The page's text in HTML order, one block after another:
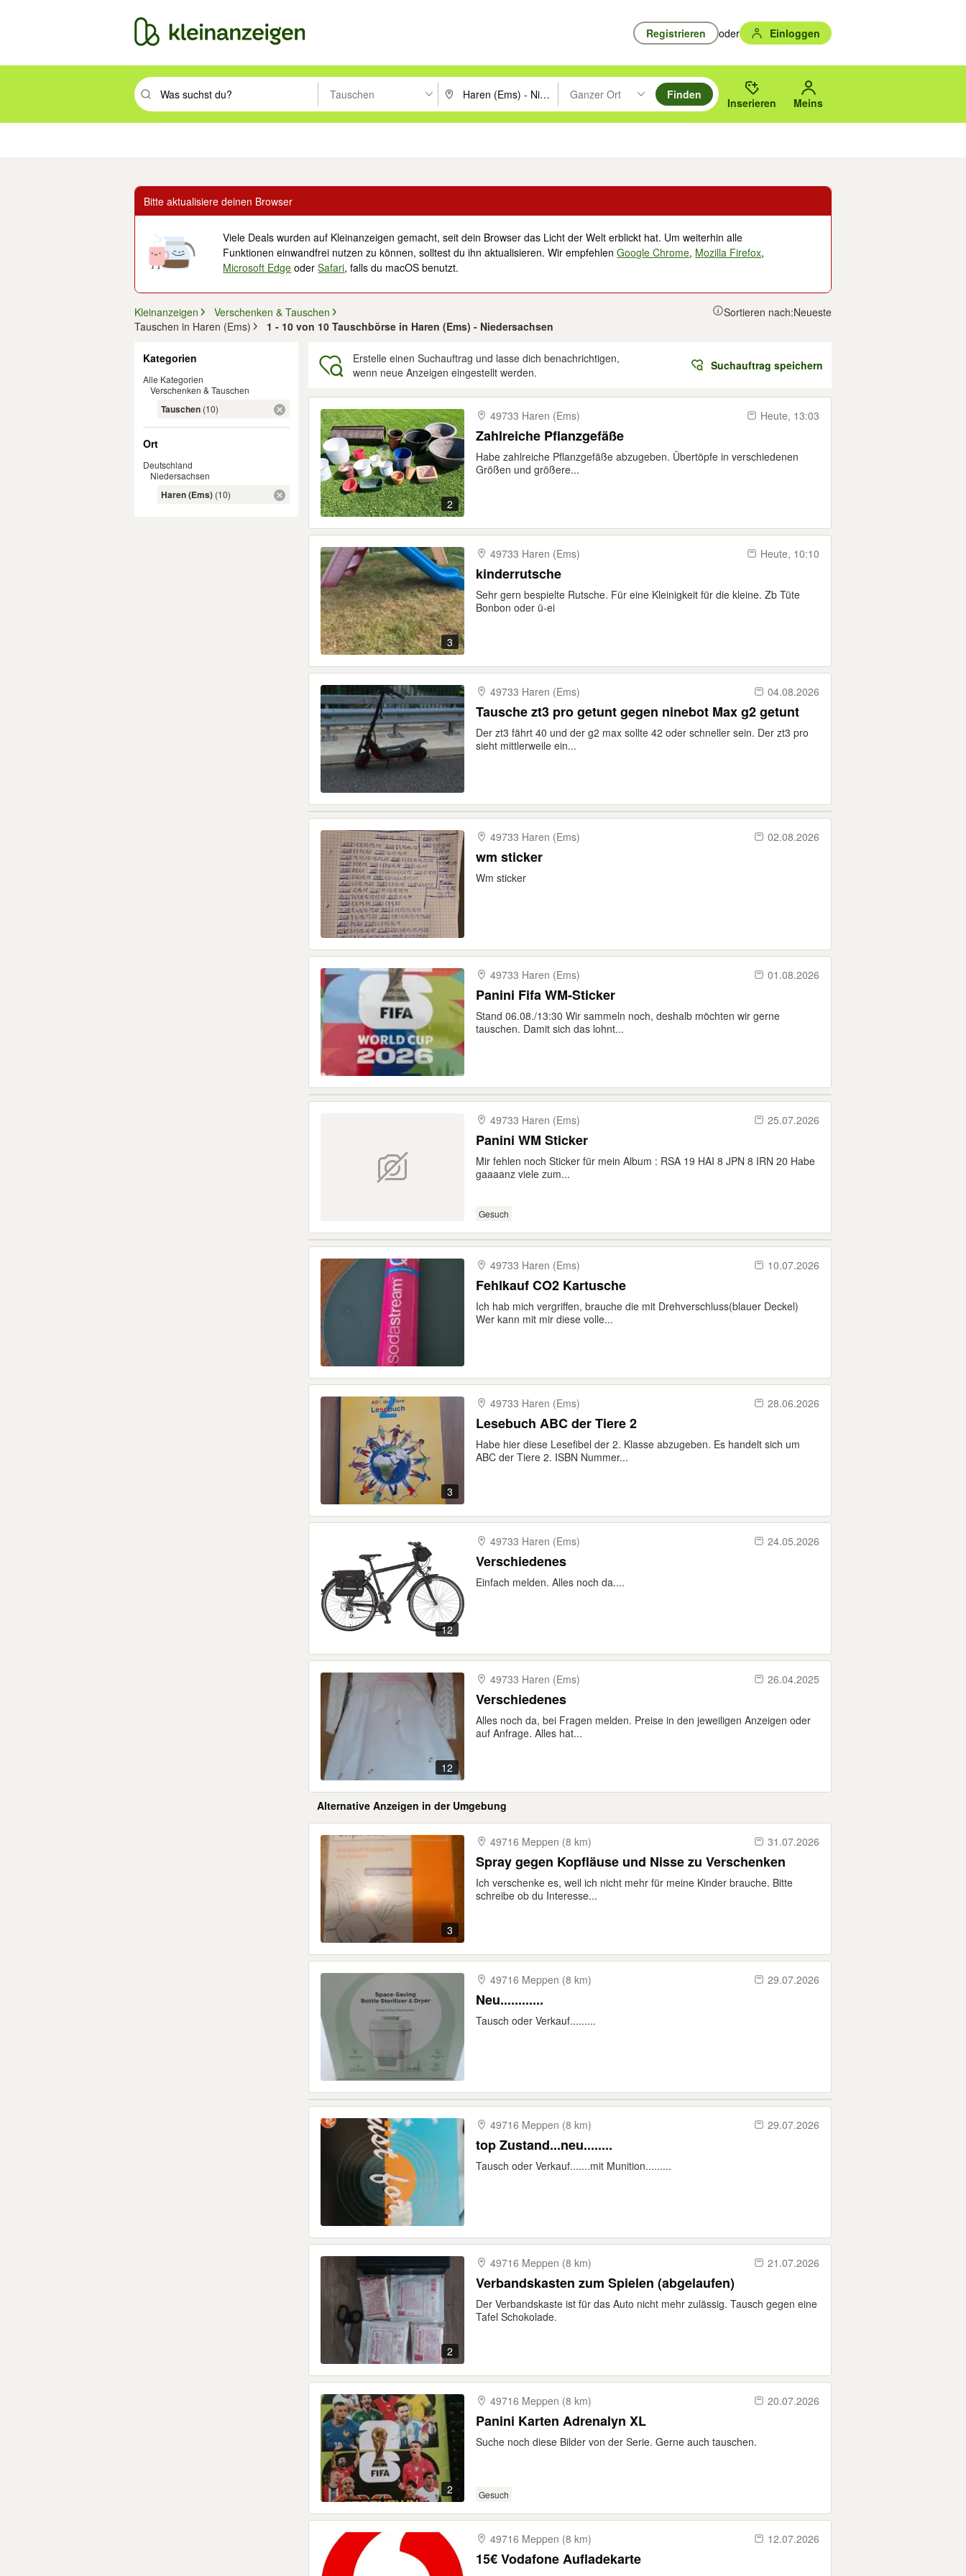
Registrieren oder Einloggen
Suchbegriff eingeben. Eingabetaste drücken um zu suchen, oder Vorschläge mit den Pfeiltasten nach oben/unten durchsuchen und mit Eingabetaste auswählen.
Tauschen PLZ oder Ort eingeben. Eingabetaste drücken um zu suchen, oder Vorschläge mit den Pfeiltasten nach oben/
Ganzer Ort
Suche im Umkreis des gewählten Orts oder PLZ.
Finden
Inserieren Meins
Bitte aktualisiere deinen Browser
Viele Deals wurden auf Kleinanzeigen gemacht, seit dein Browser das Licht der Welt erblickt hat. Um weiterhin alle
Funktionen einwandfrei nutzen zu können, solltest du ihn aktualisieren. Wir empfehlenGoogle Chrome, Mozilla Firefox,
Microsoft Edge oderSafari, falls du macOS benutzt.
Kleinanzeigen
Verschenken & Tauschen
Tauschen in Haren (Ems)
1 - 10 von 10 Tauschbörse in Haren (Ems) - Niedersachsen
Sortieren nach:Neueste
Kategorien
Alle Kategorien
Verschenken & Tauschen
Tauschen (10)
Ort
Deutschland
Niedersachsen
Haren (Ems) (10)
Erstelle einen Suchauftrag und lasse dich benachrichtigen,
wenn neue Anzeigen eingestellt werden.
Suchauftrag speichern
2
49733 Haren (Ems) Heute, 13:03
Zahlreiche Pflanzgefäße
Habe zahlreiche Pflanzgefäße abzugeben. Übertöpfe in verschiedenen
Größen und größere...
3
49733 Haren (Ems) Heute, 10:10
kinderrutsche
Sehr gern bespielte Rutsche. Für eine Kleinigkeit für die kleine. Zb Tüte
Bonbon oder ü-ei
49733 Haren (Ems) 04.08.2026
Tausche zt3 pro getunt gegen ninebot Max g2 getunt
Der zt3 fährt 40 und der g2 max sollte 42 oder schneller sein. Der zt3 pro
sieht mittlerweile ein...
49733 Haren (Ems) 02.08.2026
wm sticker
Wm sticker
49733 Haren (Ems) 01.08.2026
Panini Fifa WM-Sticker
Stand 06.08./13:30 Wir sammeln noch, deshalb möchten wir gerne
tauschen. Damit sich das lohnt...
49733 Haren (Ems) 25.07.2026
Panini WM Sticker
Mir fehlen noch Sticker für mein Album : RSA 19 HAI 8 JPN 8 IRN 20 Habe
gaaaanz viele zum...
Gesuch
49733 Haren (Ems) 10.07.2026
Fehlkauf CO2 Kartusche
Ich hab mich vergriffen, brauche die mit Drehverschluss(blauer Deckel)
Wer kann mit mir diese volle...
3
49733 Haren (Ems) 28.06.2026
Lesebuch ABC der Tiere 2
Habe hier diese Lesefibel der 2. Klasse abzugeben. Es handelt sich um
ABC der Tiere 2. ISBN Nummer...
12
49733 Haren (Ems) 24.05.2026
Verschiedenes
Einfach melden. Alles noch da....
12
49733 Haren (Ems) 26.04.2025
Verschiedenes
Alles noch da, bei Fragen melden. Preise in den jeweiligen Anzeigen oder
auf Anfrage. Alles hat...
Alternative Anzeigen in der Umgebung
3
49716 Meppen (8 km) 31.07.2026
Spray gegen Kopfläuse und Nisse zu Verschenken
Ich verschenke es, weil ich nicht mehr für meine Kinder brauche. Bitte
schreibe ob du Interesse...
49716 Meppen (8 km) 29.07.2026
Neu............
Tausch oder Verkauf.........
49716 Meppen (8 km) 29.07.2026
top Zustand...neu........
Tausch oder Verkauf.......mit Munition.........
2
49716 Meppen (8 km) 21.07.2026
Verbandskasten zum Spielen (abgelaufen)
Der Verbandskaste ist für das Auto nicht mehr zulässig. Tausch gegen eine
Tafel Schokolade.
2
49716 Meppen (8 km) 20.07.2026
Panini Karten Adrenalyn XL
Suche noch diese Bilder von der Serie. Gerne auch tauschen.
Gesuch
49716 Meppen (8 km) 12.07.2026
15€ Vodafone Aufladekarte